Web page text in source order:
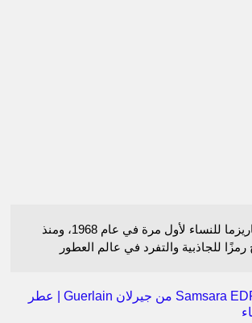
تم إطلاق عطر كاريزما للنساء لأول مرة في عام 1968، ومنذ
للجاذبية والتفرد في عالم العطور
عطر سامسارا Samsara EDP من جيرلان Guerlain | عطر